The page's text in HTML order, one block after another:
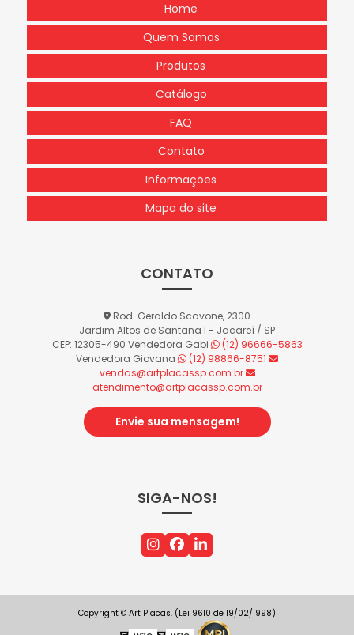
Home
Quem Somos
Produtos
Catálogo
FAQ
Contato
Informações
Mapa do site
CONTATO
Rod. Geraldo Scavone, 2300
Jardim Altos de Santana I - Jacareí / SP
CEP: 12305-490 Vendedora Gabi
(12) 96666-5863
Vendedora Giovana
(12) 98866-8751
vendas@artplacassp.com.br
atendimento@artplacassp.com.br
Envie sua mensagem!
SIGA-NOS!
Copyright © Art Placas. (Lei 9610 de 19/02/1998)